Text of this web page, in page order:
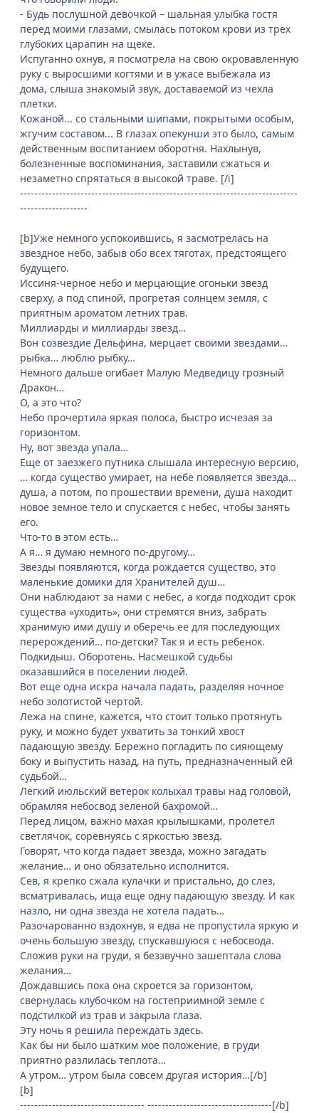
- Будь послушной девочкой – шальная улыбка гостя
перед моими глазами, смылась потоком крови из трех
глубоких царапин на щеке.
Испуганно охнув, я посмотрела на свою окровавленную
руку с выросшими когтями и в ужасе выбежала из
дома, слыша знакомый звук, доставаемой из чехла
плетки.
Кожаной... со стальными шипами, покрытыми особым,
жгучим составом... В глазах опекунши это было, самым
действенным воспитанием оборотня. Нахлынув,
болезненные воспоминания, заставили сжаться и
незаметно спрятаться в высокой траве. [/i]
------------------------------------------------------------------------------
-------------------
[b]Уже немного успокоившись, я засмотрелась на
звездное небо, забыв обо всех тяготах, предстоящего
будущего.
Иссиня-черное небо и мерцающие огоньки звезд
сверху, а под спиной, прогретая солнцем земля, с
приятным ароматом летних трав.
Миллиарды и миллиарды звезд…
Вон созвездие Дельфина, мерцает своими звездами…
рыбка… люблю рыбку…
Немного дальше огибает Малую Медведицу грозный
Дракон…
О, а это что?
Небо прочертила яркая полоса, быстро исчезая за
горизонтом.
Ну, вот звезда упала…
Еще от заезжего путника слышала интересную версию,
… когда существо умирает, на небе появляется звезда…
душа, а потом, по прошествии времени, душа находит
новое земное тело и спускается с небес, чтобы занять
его.
Что-то в этом есть…
А я… я думаю немного по-другому…
Звезды появляются, когда рождается существо, это
маленькие домики для Хранителей душ…
Они наблюдают за нами с небес, а когда подходит срок
существа «уходить», они стремятся вниз, забрать
хранимую ими душу и оберечь ее для последующих
перерождений… по-детски? Так я и есть ребенок.
Подкидыш. Оборотень. Насмешкой судьбы
оказавшийся в поселении людей.
Вот еще одна искра начала падать, разделяя ночное
небо золотистой чертой.
Лежа на спине, кажется, что стоит только протянуть
руку, и можно будет ухватить за тонкий хвост
падающую звезду. Бережно погладить по сияющему
боку и выпустить назад, на путь, предназначенный ей
судьбой…
Легкий июльский ветерок колыхал травы над головой,
обрамляя небосвод зеленой бахромой…
Перед лицом, важно махая крылышками, пролетел
светлячок, соревнуясь с яркостью звезд.
Говорят, что когда падает звезда, можно загадать
желание… и оно обязательно исполнится.
Сев, я крепко сжала кулачки и пристально, до слез,
всматривалась, ища еще одну падающую звезду. И как
назло, ни одна звезда не хотела падать…
Разочарованно вздохнув, я едва не пропустила яркую и
очень большую звезду, спускавшуюся с небосвода.
Сложив руки на груди, я беззвучно зашептала слова
желания…
Дождавшись пока она скроется за горизонтом,
свернулась клубочком на гостеприимной земле с
подстилкой из трав и закрыла глаза.
Эту ночь я решила переждать здесь.
Как бы ни было шатким мое положение, в груди
приятно разлилась теплота…
А утром… утром была совсем другая история…[/b]
[b]
----------------------------------- -----------------------------------[/b]